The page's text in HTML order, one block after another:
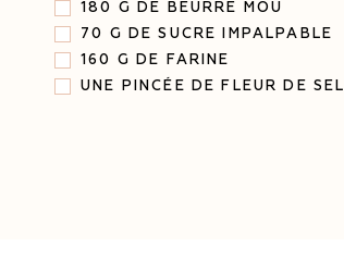
180 G DE BEURRE MOU
70 G DE SUCRE IMPALPABLE
160 G DE FARINE
UNE PINCÉE DE FLEUR DE SEL